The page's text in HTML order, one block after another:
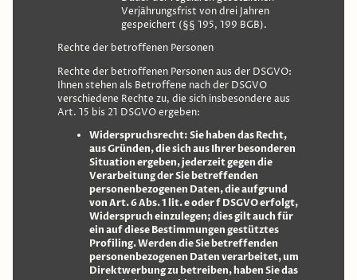
Verjährungsfrist von drei Jahren
gespeichert (§§ 195, 199 BGB).
Rechte der betroffenen Personen
Rechte der betroffenen Personen aus der DSGVO:
Ihnen stehen als Betroffene nach der DSGVO
verschiedene Rechte zu, die sich insbesondere aus
Art. 15 bis 21 DSGVO ergeben:
Widerspruchsrecht: Sie haben das Recht,
aus Gründen, die sich aus Ihrer besonderen
Situation ergeben, jederzeit gegen die
Verarbeitung der Sie betreffenden
personenbezogenen Daten, die aufgrund
von Art. 6 Abs. 1 lit. e oder f DSGVO erfolgt,
Widerspruch einzulegen; dies gilt auch für
ein auf diese Bestimmungen gestütztes
Profiling. Werden die Sie betreffenden
personenbezogenen Daten verarbeitet, um
Direktwerbung zu betreiben, haben Sie das